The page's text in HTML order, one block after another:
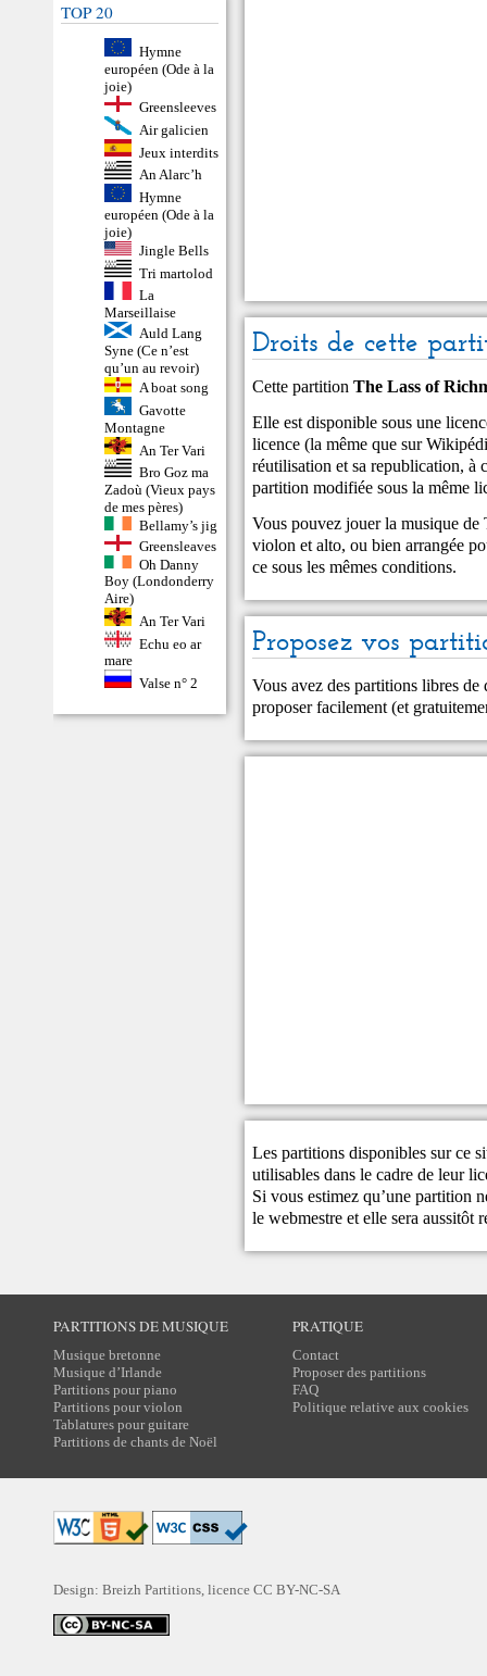
TOP 20
Hymne
européen (Ode à la
joie)
Greensleeves
Air galicien
Jeux interdits
An Alarc’h
Hymne
européen (Ode à la
joie)
Jingle Bells
Tri martolod
La
Marseillaise
Auld Lang
Syne (Ce n’est
qu’un au revoir)
A boat song
Gavotte
Montagne
An Ter Vari
Bro Goz ma
Zadoù (Vieux pays
de mes pères)
Bellamy’s jig
Greensleaves
Oh Danny
Boy (Londonderry
Aire)
An Ter Vari
Echu eo ar
mare
Valse n° 2
Droits de cette
Cette partitionThe Lass of
Elle est disponible sous une
licence (la même que sur
réutilisation et sa republication, à
partition modifiée sous la même
Vous pouvez jouer la musique
violon et alto, ou bien arrangée
ce sous les mêmes conditions.
Proposez vos
Vous avez des partitions libres
proposer facilement (et
Les partitions disponibles sur ce
utilisables dans le cadre de leur
Si vous estimez qu’une partition
lewebmestre et elle sera aussitôt
PARTITIONS DE MUSIQUE
Musique bretonne
Musique d’Irlande
Partitions pour piano
Partitions pour violon
Tablatures pour guitare
Partitions de chants de Noël
PRATIQUE
Contact
Proposer des partitions
FAQ
Politique relative aux cookies
Design: Breizh Partitions, licence CC BY-NC-SA